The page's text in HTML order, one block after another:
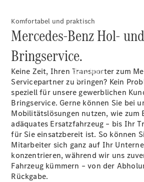
Services
Übersicht
Finanzdienste
Komfortabel und praktisch
Mercedes-Benz Hol- und
Bringservice.
Keine Zeit, Ihren Transporter zum
Servicepartner zu bringen? Kein
speziell für unsere gewerblichen
Bringservice. Gerne können Sie bei
Mobilitätslösungen nutzen, wie zum
adäquates Ersatzfahrzeug – bis Ihr
für Sie einsatzbereit ist. So können
Mitarbeiter sich ganz auf Ihr
konzentrieren, während wir uns
Fahrzeug kümmern – von der
Rückgabe.